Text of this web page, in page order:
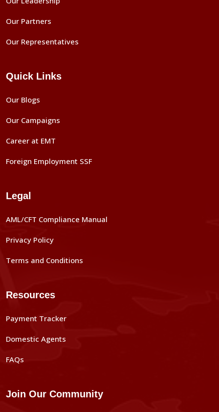
Our Partners
Our Representatives
Quick Links
Our Blogs
Our Campaigns
Career at EMT
Foreign Employment SSF
Legal
AML/CFT Compliance Manual
Privacy Policy
Terms and Conditions
Resources
Payment Tracker
Domestic Agents
FAQs
Join Our Community